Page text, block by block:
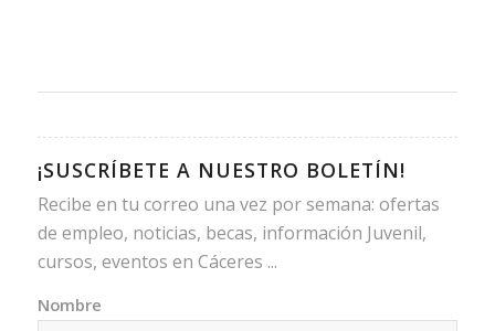
¡SUSCRÍBETE A NUESTRO BOLETÍN!
Recibe en tu correo una vez por semana: ofertas
de empleo, noticias, becas, información Juvenil,
cursos, eventos en Cáceres ...
Nombre